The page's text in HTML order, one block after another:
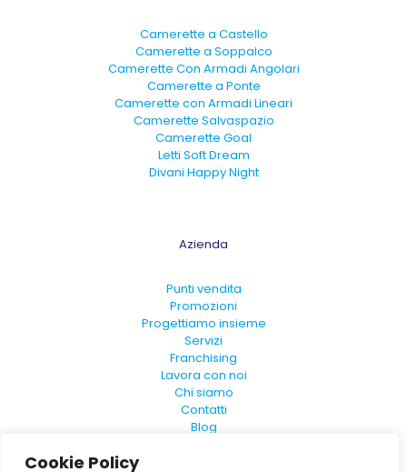
Cookie Policy
Camerette a Castello
Camerette a Soppalco
Camerette Con Armadi Angolari
Camerette a Ponte
Camerette con Armadi Lineari
Camerette Salvaspazio
Camerette Goal
Letti Soft Dream
Divani Happy Night
Azienda
Punti vendita
Promozioni
Progettiamo insieme
Servizi
Franchising
Lavora con noi
Chi siamo
Contatti
Blog
Convenzioni Nazionali